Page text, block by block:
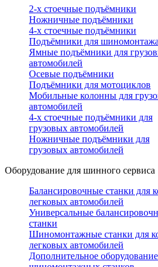
2-х стоечные подъёмники
Ножничные подъёмники
4-х стоечные подъёмники
Подъёмники для шиномонтажа
Ямные подъёмники для
автомобилей
Осевые подъёмники
Подъёмники для мотоциклов
Мобильные колонны для
автомобилей
4-х стоечные подъёмники для
грузовых автомобилей
Ножничные подъёмники для
грузовых автомобилей
Оборудование для шинного сервиса
Балансировочные станки для
легковых автомобилей
Универсальные
станки
Шиномонтажные станки для
легковых автомобилей
Дополнительное